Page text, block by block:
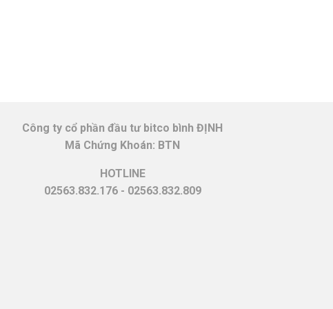
Công ty cổ phần đầu tư bitco bình ĐỊNH
Mã Chứng Khoán: BTN
HOTLINE
02563.832.176 - 02563.832.809